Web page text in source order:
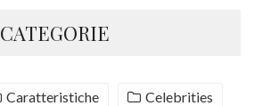
CATEGORIE
Caratteristiche Celebrities